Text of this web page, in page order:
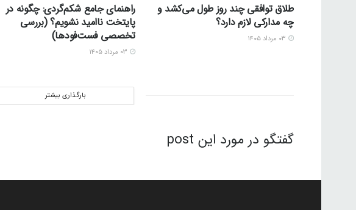
طلاق توافقی چند روز طول می‌کشد و
چه مدارکی لازم دارد؟
راهنمای جامع شکم‌گردی: چگونه در
پایتخت ناامید نشویم؟ (بررسی
تخصصی فست‌فودها)
بارگذاری بیشتر
گفتگو در مورد این post